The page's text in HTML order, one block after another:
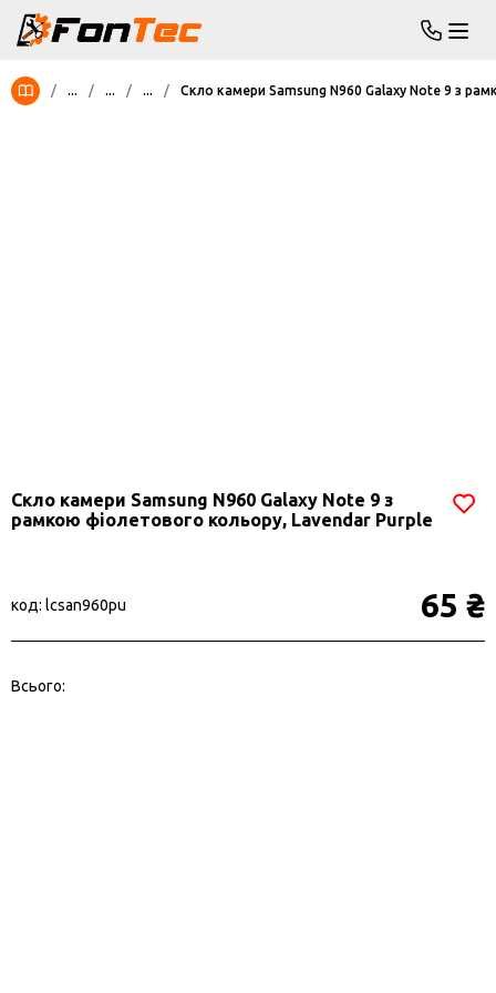
/ ... / ... / ... / Скло камери Samsung N960 Galaxy Note 9 з
Скло камери Samsung N960 Galaxy Note 9 з
рамкою фіолетового кольору, Lavendar Purple
код: lcsan960pu 65 ₴
Всього: